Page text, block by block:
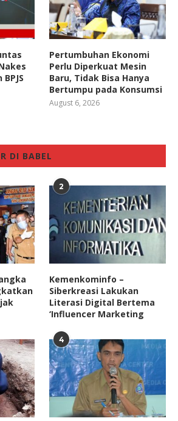
Pertumbuhan Ekonomi
Perlu Diperkuat Mesin
Baru, Tidak Bisa Hanya
Bertumpu pada Konsumsi
August 6, 2026
DI BABEL
2
Kemenkominfo –
Siberkreasi Lakukan
Literasi Digital Bertema
‘Influencer Marketing
4